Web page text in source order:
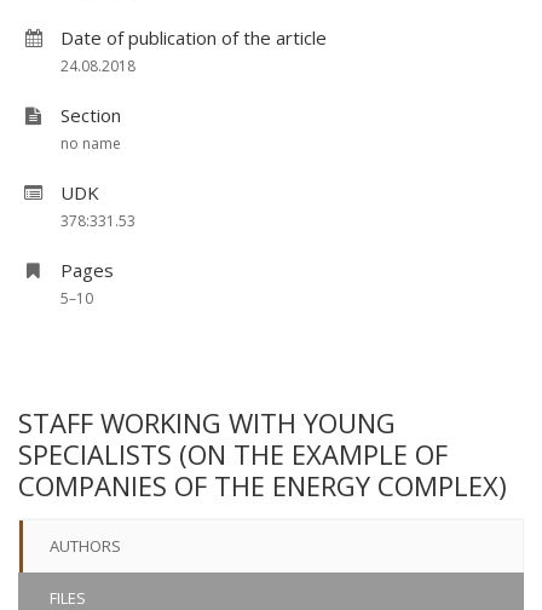
Date of publication of the article
24.08.2018
Section
no name
UDK
378:331.53
Pages
5–10
STAFF WORKING WITH YOUNG
SPECIALISTS (ON THE EXAMPLE OF
COMPANIES OF THE ENERGY COMPLEX)
AUTHORS
FILES